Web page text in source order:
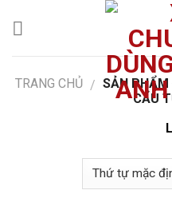
TRANG CHỦ / SẢN PHẨM
CẨU